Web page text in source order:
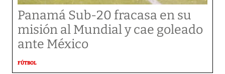
Panamá Sub-20 fracasa en su
misión al Mundial y cae goleado
ante México
FÚTBOL